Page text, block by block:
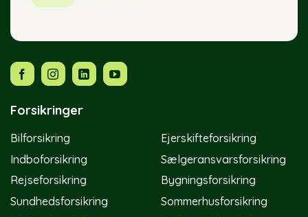
Forsikringer
Bilforsikring
Indboforsikring
Rejseforsikring
Sundhedsforsikring
Ejerskifteforsikring
Sælgeransvarsforsikring
Bygningsforsikring
Sommerhusforsikring